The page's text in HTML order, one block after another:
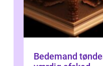
Bedemand tønder hjælp til en tryg